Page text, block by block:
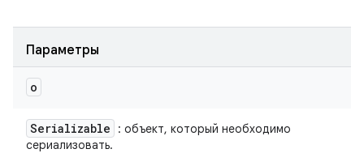
Параметры
o
Serializable
: объект, который необходимо
сериализовать.